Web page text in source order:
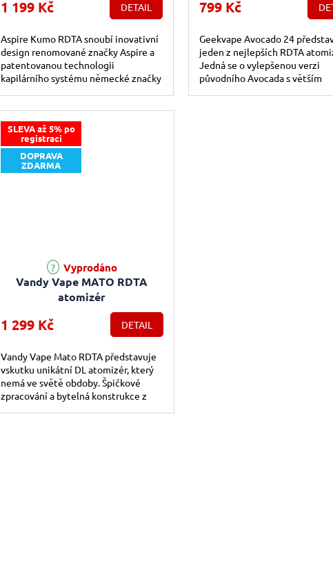
1 199 Kč DETAIL
Aspire Kumo RDTA snoubí inovativní
design renomované značky Aspire a
patentovanou technologii
kapilárního systému německé značky
799 Kč
Geekvape Avocado 24
jeden z nejlepších RDTA
Jedná se o vylepšenou verzi
původního Avocada s větším
SLEVA až 5% po
registraci
DOPRAVA
ZDARMA
Vandy Vape MATO RDTA
atomizér
Průměrné hodnocení produktu je 5,0 z 5 hvězdiček.
Vyprodáno
1 299 Kč DETAIL
Vandy Vape Mato RDTA představuje
vskutku unikátní DL atomizér, který
nemá ve světě obdoby. Špičkové
zpracování a bytelná konstrukce z